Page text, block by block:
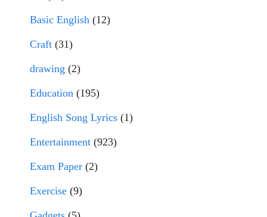
Basic English (12)
Craft (31)
drawing (2)
Education (195)
English Song Lyrics (1)
Entertainment (923)
Exam Paper (2)
Exercise (9)